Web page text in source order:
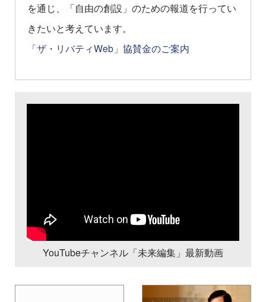
を通じ、「自由の創設」のための報道を行ってい
きたいと考えています。
「ザ・リバティWeb」協賛金のご案内
YouTubeチャンネル「未来編集」最新動画